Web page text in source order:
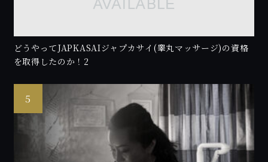
どうやってJAPKASAIジャプカサイ(睾丸マッサージ)の資格
を取得したのか！2